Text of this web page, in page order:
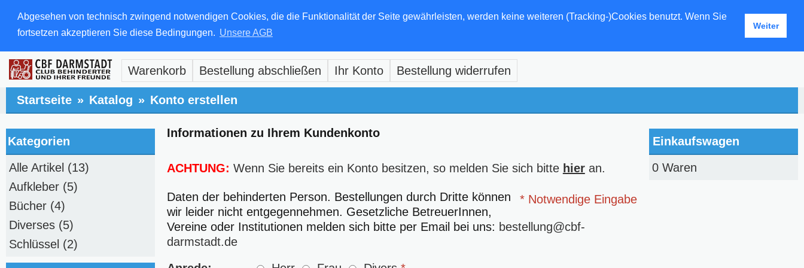
Abgesehen von technisch zwingend notwendigen Cookies, die die Funktionalität der Seite gewährleisten, werden keine weiteren (Tracking-)Cookies benutzt. Wenn Sie
fortsetzen akzeptieren Sie diese Bedingungen. Unsere AGB
Weiter
Warenkorb Bestellung abschließen Ihr Konto Bestellung widerrufen
Startseite » Katalog » Konto erstellen
Informationen zu Ihrem Kundenkonto
ACHTUNG: Wenn Sie bereits ein Konto besitzen, so melden Sie sich bitte hieran.
* Notwendige Eingabe
Daten der behinderten Person. Bestellungen durch Dritte können
wir leider nicht entgegennehmen. Gesetzliche BetreuerInnen,
Vereine oder Institutionen melden sich bitte per Email bei uns: bestellung@cbf-
darmstadt.de
Kategorien
Alle Artikel (13)
Aufkleber (5)
Bücher (4)
Diverses (5)
Schlüssel (2)
Einkaufswagen
0 Waren